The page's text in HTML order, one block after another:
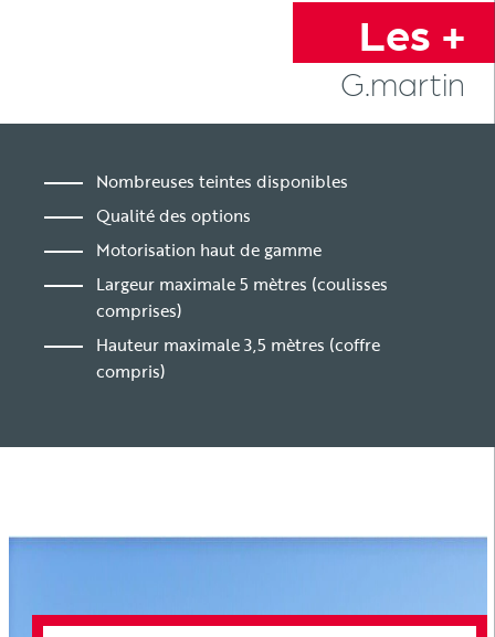
Les +
G.martin
Nombreuses teintes disponibles
Qualité des options
Motorisation haut de gamme
Largeur maximale 5 mètres (coulisses
comprises)
Hauteur maximale 3,5 mètres (coffre
compris)